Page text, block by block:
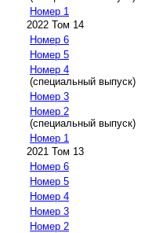
Номер 1
2022 Том 14
Номер 6
Номер 5
Номер 4
(специальный выпуск)
Номер 3
Номер 2
(специальный выпуск)
Номер 1
2021 Том 13
Номер 6
Номер 5
Номер 4
Номер 3
Номер 2